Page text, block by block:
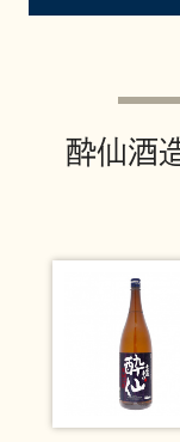
お問い合わせ
酔仙酒